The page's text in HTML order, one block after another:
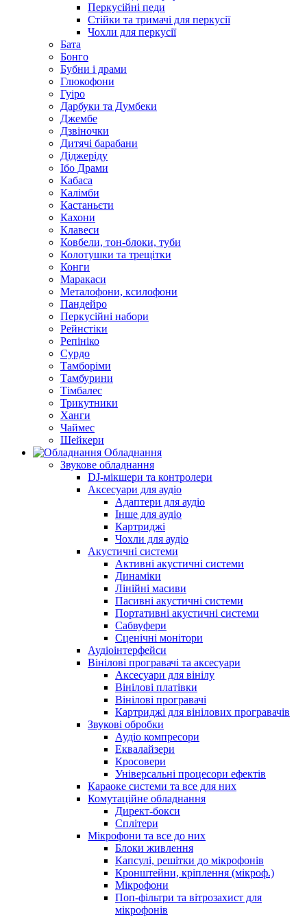
Перкусійні педи
Стійки та тримачі для перкусії
Чохли для перкусії
Бата
Бонго
Бубни і драми
Глюкофони
Гуіро
Дарбуки та Думбеки
Джембе
Дзвіночки
Дитячі барабани
Діджеріду
Ібо Драми
Кабаса
Калімби
Кастаньєти
Кахони
Клавеси
Ковбели, тон-блоки, туби
Колотушки та трещітки
Конги
Маракаси
Металофони, ксилофони
Пандейро
Перкусійні набори
Рейнстіки
Репініко
Сурдо
Тамборіми
Тамбурини
Тімбалес
Трикутники
Ханги
Чаймес
Шейкери
Обладнання
Звукове обладнання
DJ-мікшери та контролери
Аксесуари для аудіо
Адаптери для аудіо
Інше для аудіо
Картриджі
Чохли для аудіо
Акустичні системи
Активні акустичні системи
Динаміки
Лінійні масиви
Пасивні акустичні системи
Портативні акустичні системи
Сабвуфери
Сценічні монітори
Аудіоінтерфейси
Вінілові програвачі та аксесуари
Аксесуари для вінілу
Вінілові платівки
Вінілові програвачі
Картриджі для вінілових програвачів
Звукові обробки
Аудіо компресори
Еквалайзери
Кросовери
Універсальні процесори ефектів
Караоке системи та все для них
Комутаційне обладнання
Директ-бокси
Сплітери
Мікрофони та все до них
Блоки живлення
Капсулі, решітки до мікрофонів
Кронштейни, кріплення (мікроф.)
Мікрофони
Поп-фільтри та вітрозахист для
мікрофонів